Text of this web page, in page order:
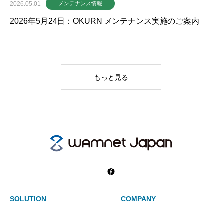
2026.05.01 メンテナンス情報
2026年5月24日：OKURN メンテナンス実施のご案内
もっと見る
SOLUTION COMPANY